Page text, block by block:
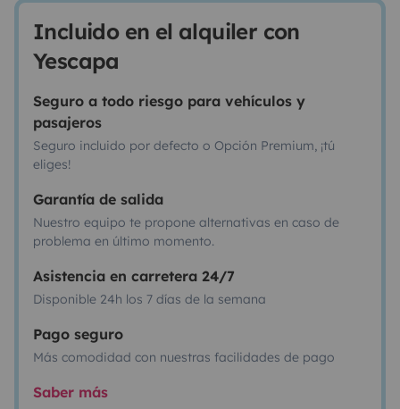
Incluido en el alquiler con
Yescapa
Seguro a todo riesgo para vehículos y
pasajeros
Seguro incluido por defecto o Opción Premium, ¡tú
eliges!
Garantía de salida
Nuestro equipo te propone alternativas en caso de
problema en último momento.
Asistencia en carretera 24/7
Disponible 24h los 7 días de la semana
Pago seguro
Más comodidad con nuestras facilidades de pago
Saber más